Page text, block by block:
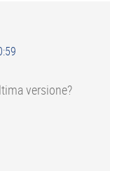
versione?